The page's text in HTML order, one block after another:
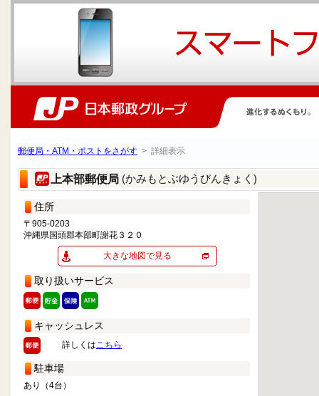
郵便局・ATM・ポストをさがす > 詳細表示
上本部郵便局 (かみもとぶゆうびんきょく)
住所
〒905-0203
沖縄県国頭郡本部町謝花３２０
大きな地図で見る
取り扱いサービス
キャッシュレス
詳しくはこちら
駐車場
あり（4台）